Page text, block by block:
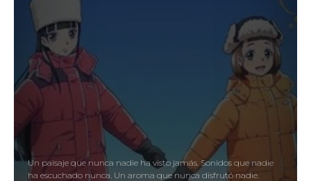
Un paisaje que nunca nadie ha visto jamás. Sonidos que nadie
ha escuchado nunca. Un aroma que nunca disfrutó nadie.